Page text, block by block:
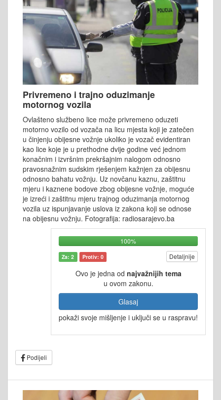
Privremeno i trajno oduzimanje
motornog vozila
Ovlašteno službeno lice može privremeno oduzeti
motorno vozilo od vozača na licu mjesta koji je zatečen
u činjenju obijesne vožnje ukoliko je vozač evidentiran
kao lice koje je u prethodne dvije godine već jednom
konačnim i izvršnim prekršajnim nalogom odnosno
pravosnažnim sudskim rješenjem kažnjen za obijesnu
odnosno bahatu vožnju. Uz novčanu kaznu, zaštitnu
mjeru i kaznene bodove zbog obijesne vožnje, moguće
je izreći i zaštitnu mjeru trajnog oduzimanja motornog
vozila uz ispunjavanje uslova iz zakona koji se odnose
na obijesnu vožnju. Fotografija: radiosarajevo.ba
100%
Za: 2 Protiv: 0 Detaljnije
Ovo je jedna od najvažnijih tema
u ovom zakonu.
Glasaj
pokaži svoje mišljenje i uključi se u raspravu!
Podijeli